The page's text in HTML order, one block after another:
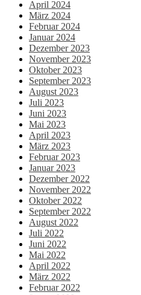
April 2024
März 2024
Februar 2024
Januar 2024
Dezember 2023
November 2023
Oktober 2023
September 2023
August 2023
Juli 2023
Juni 2023
Mai 2023
April 2023
März 2023
Februar 2023
Januar 2023
Dezember 2022
November 2022
Oktober 2022
September 2022
August 2022
Juli 2022
Juni 2022
Mai 2022
April 2022
März 2022
Februar 2022